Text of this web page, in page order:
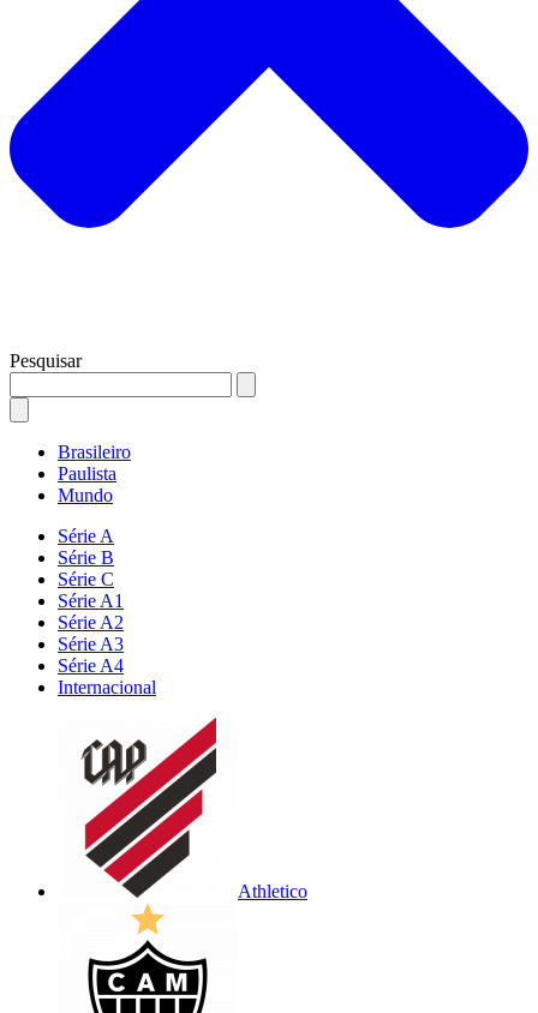
Pesquisar
Brasileiro
Paulista
Mundo
Série A
Série B
Série C
Série A1
Série A2
Série A3
Série A4
Internacional
Athletico